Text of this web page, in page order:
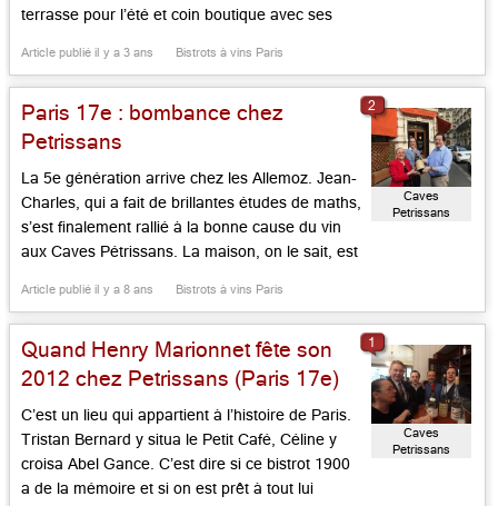
terrasse pour l’été et coin boutique avec ses
pour sa pièce « le Petit Café ». Céline y croisa
Abel Gance, Armand Lanoux y donnait rendez-
vous à Pierre […]...
Article publié il y a 3 ans Bistrots à vins Paris
Paris 17e : bombance chez
Petrissans
La 5e génération arrive chez les Allemoz. Jean-
Charles, qui a fait de brillantes études de maths,
s’est finalement rallié à la bonne cause du vin
aux Caves Pétrissans. La maison, on le sait, est
Céline y croisa Abel Gance. Et, depuis 1895, on
y fait bombance, sans […]...
Article publié il y a 8 ans Bistrots à vins Paris
Caves
Petrissans
2
Quand Henry Marionnet fête son
2012 chez Petrissans (Paris 17e)
C’est un lieu qui appartient à l’histoire de Paris.
Tristan Bernard y situa le Petit Café, Céline y
croisa Abel Gance. C’est dire si ce bistrot 1900
a de la mémoire et si on est prêt à tout lui
Caves
Petrissans
1